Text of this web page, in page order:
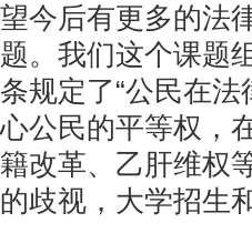
望今后有更多的法
题。我们这个课题
条规定了“公民在
心公民的平等权，
籍改革、乙肝维权
的歧视，大学招生